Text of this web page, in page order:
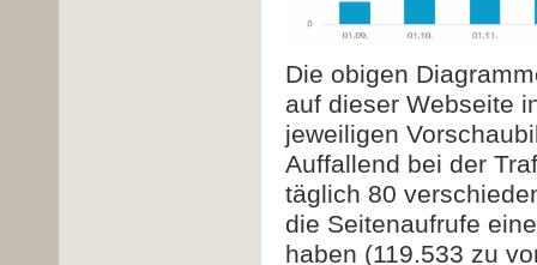
Die obigen
auf dieser Webseite
jeweiligen
Auffallend bei der
täglich 80
die Seitenaufrufe
haben (119.533 zu